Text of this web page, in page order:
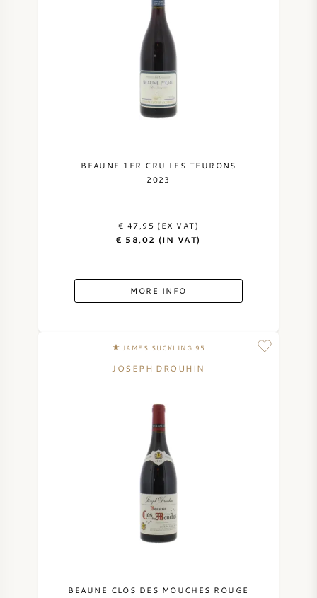
BEAUNE 1ER CRU LES TEURONS
2023
€ 47,95 (EX VAT)
€ 58,02 (IN VAT)
MORE INFO
JAMES SUCKLING 95
JOSEPH DROUHIN
BEAUNE CLOS DES MOUCHES ROUGE